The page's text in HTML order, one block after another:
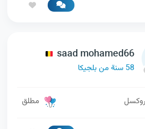
saad mohamed66
58 سنة من بلجيكا
مطلق